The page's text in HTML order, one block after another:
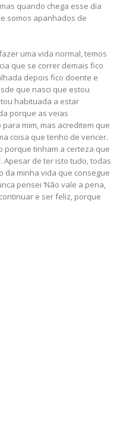
quando chega esse dia
somos apanhados de
uma vida normal, temos
que se correr demais fico
depois fico doente e
que nasci que estou
habituada a estar
porque as veias
mim, mas acreditem que
coisa que tenho de vencer.
porque tinham a certeza que
de ter isto tudo, todas
da minha vida que consegue
pensei ‘Não vale a pena,
e ser feliz, porque